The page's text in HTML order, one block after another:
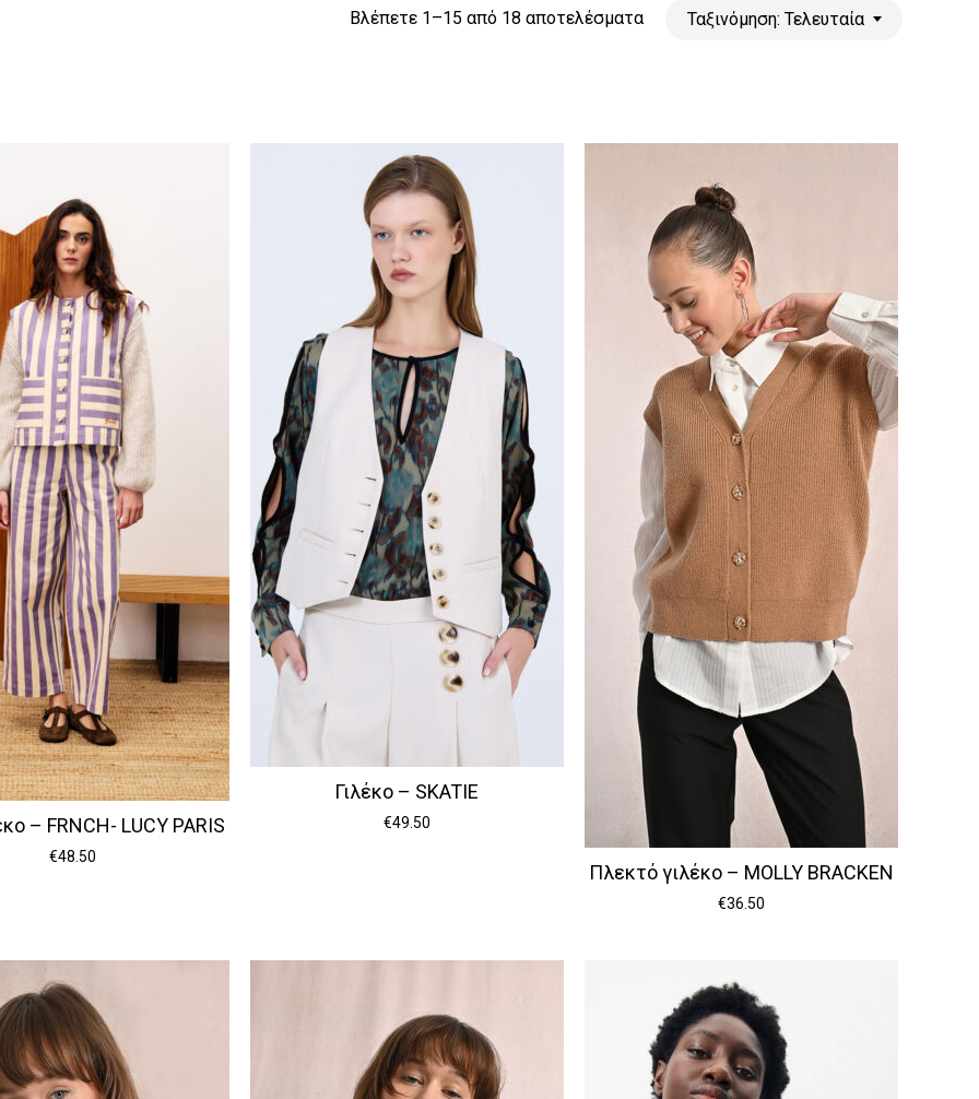
Βλέπετε 1–15 από 18 αποτελέσματαSortedΤαξινόμηση: Τελευταία
– FRNCH- LUCY PARIS
€48.50
Γιλέκο – SKATIE
€49.50
Πλεκτό γιλέκο – MOLLY BRACKEN
€36.50